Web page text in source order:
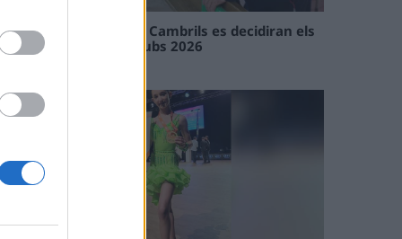
En les tirades de Flix i Cambrils es decidiran els
campions de l’Interclubs 2026